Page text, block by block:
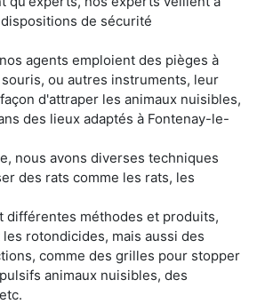
de sécurité
agents emploient des pièges à
ou autres instruments, leur
d'attraper les animaux nuisibles,
des lieux adaptés à Fontenay-le-
nous avons diverses techniques
des rats comme les rats, les
différentes méthodes et produits,
rotondicides, mais aussi des
comme des grilles pour stopper
animaux nuisibles, des